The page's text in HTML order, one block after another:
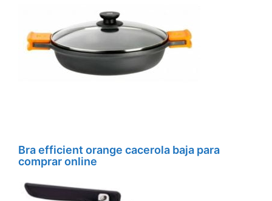
Bra efficient orange cacerola baja para
comprar online